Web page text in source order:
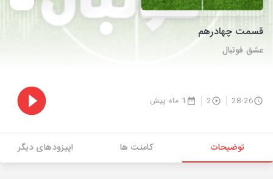
قسمت چهادرهم
عشق فوتبال
28:26
2 1 ماه پیش
توضیحات کامنت ها اپیزودهای دیگر